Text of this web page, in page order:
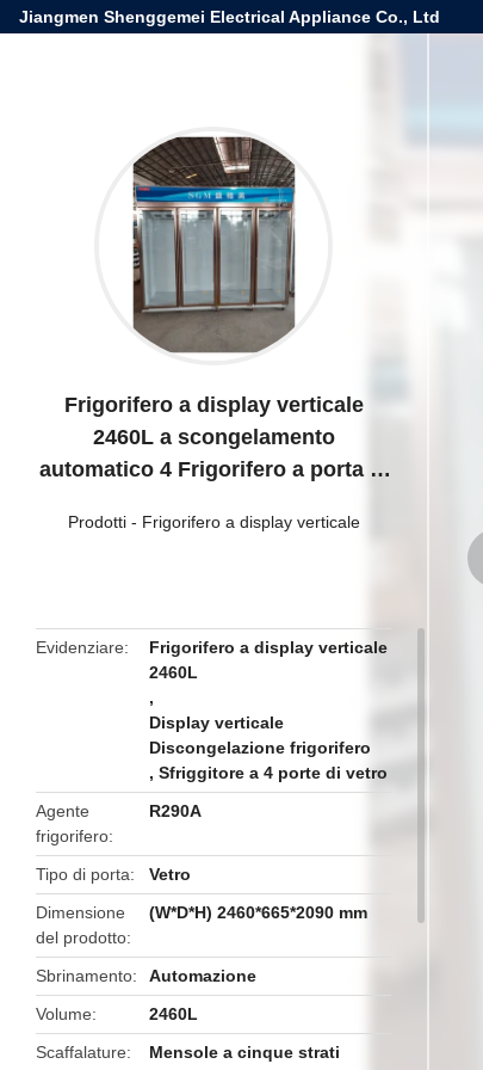
Jiangmen Shenggemei Electrical Appliance Co., Ltd
Frigorifero a display verticale
2460L a scongelamento
automatico 4 Frigorifero a porta di
Prodotti- Frigorifero a display verticale
Evidenziare
Frigorifero a display verticale
2460L
,
Display verticale
Discongelazione frigorifero
,Sfriggitore a 4 porte di vetro
Agente
frigorifero
R290A
Tipo di porta
Vetro
Dimensione
del prodotto
(W*D*H) 2460*665*2090 mm
Sbrinamento
Automazione
Volume
2460L
Scaffalature
Mensole a cinque strati